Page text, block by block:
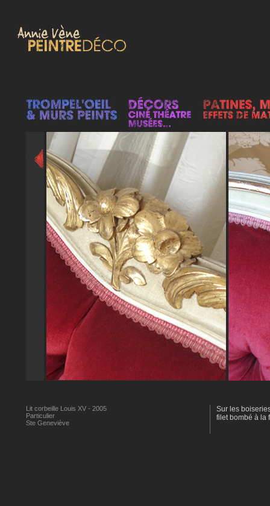
Lit corbeille Louis XV - 2005
Particulier
Ste Geneviève
Sur les
filet bombé à la